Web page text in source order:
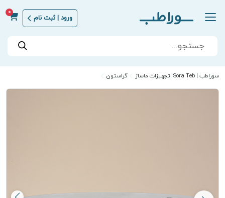
ورود | ثبت نام
0
Products
search
سوراطب | Sora Teb تجهیزات ماساژ گراستون